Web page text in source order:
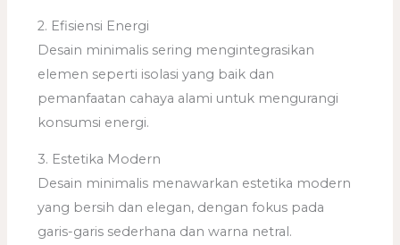
2. Efisiensi Energi
Desain minimalis sering mengintegrasikan
elemen seperti isolasi yang baik dan
pemanfaatan cahaya alami untuk mengurangi
konsumsi energi.
3. Estetika Modern
Desain minimalis menawarkan estetika modern
yang bersih dan elegan, dengan fokus pada
garis-garis sederhana dan warna netral.